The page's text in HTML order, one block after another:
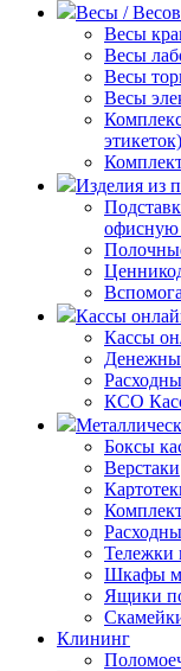
Весы /
Весы
Весы
Весы
Весы
этикеток)
Изделия из
офисную
Кассы
Кассы
КСО
Боксы
Верстаки
Тележки
Шкафы
Ящики
Клининг